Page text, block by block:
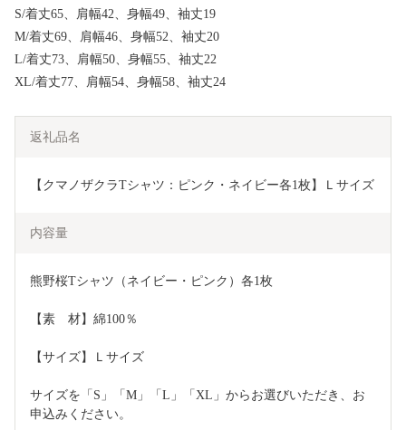
S/着丈65、肩幅42、身幅49、袖丈19
M/着丈69、肩幅46、身幅52、袖丈20
L/着丈73、肩幅50、身幅55、袖丈22
XL/着丈77、肩幅54、身幅58、袖丈24
返礼品名
【クマノザクラTシャツ：ピンク・ネイビー各1枚】Ｌサイズ
内容量
熊野桜Tシャツ（ネイビー・ピンク）各1枚
【素　材】綿100％
【サイズ】Ｌサイズ
サイズを「S」「M」「L」「XL」からお選びいただき、お
申込みください。